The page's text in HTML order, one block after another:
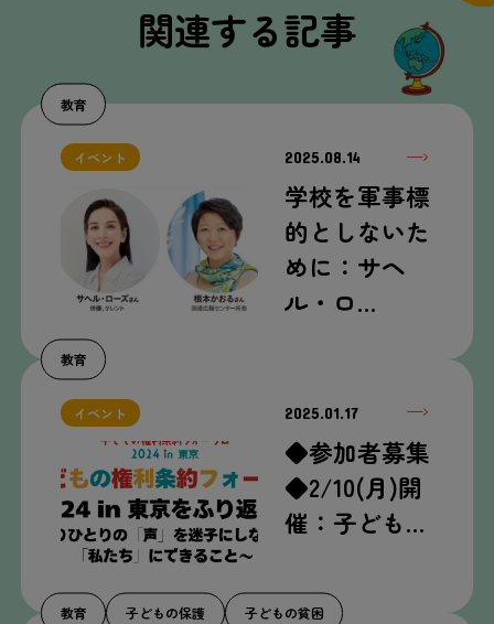
関連する記事
教育
イベント 2025.08.14
学校を軍事標
的としないた
めに：サヘ
ル・ロ…
教育
イベント 2025.01.17
◆参加者募集
◆2/10(月)開
催：子ども…
教育 子どもの保護 子どもの貧困